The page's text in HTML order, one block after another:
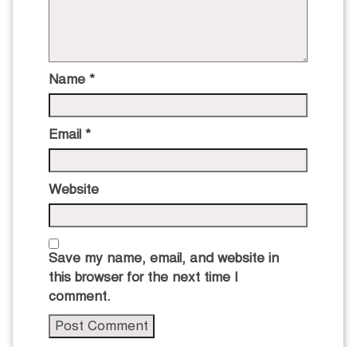
Name *
Email *
Website
Save my name, email, and website in
this browser for the next time I
comment.